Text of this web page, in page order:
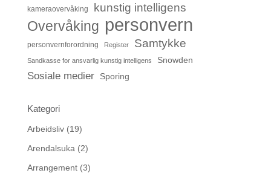
kameraovervåking kunstig intelligens
Overvåking personvern
personvernforordning Register Samtykke
Sandkasse for ansvarlig kunstig intelligens Snowden
Sosiale medier Sporing
Kategori
Arbeidsliv(19)
Arendalsuka (2)
Arrangement(3)